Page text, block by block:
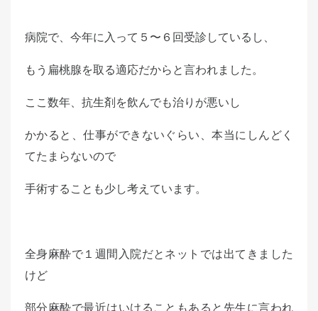
病院で、今年に入って５〜６回受診しているし、
もう扁桃腺を取る適応だからと言われました。
ここ数年、抗生剤を飲んでも治りが悪いし
かかると、仕事ができないぐらい、本当にしんどく
てたまらないので
手術することも少し考えています。
全身麻酔で１週間入院だとネットでは出てきました
けど
部分麻酔で最近はいけることもあると先生に言われ